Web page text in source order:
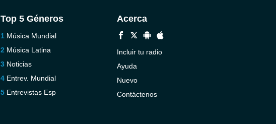
Top 5 Géneros
Música Mundial
Música Latina
Noticias
Entrev. Mundial
Entrevistas Esp
Acerca
Incluir tu radio
Ayuda
Nuevo
Contáctenos